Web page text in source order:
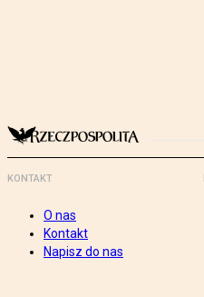
KONTAKT
O nas
Kontakt
Napisz do nas